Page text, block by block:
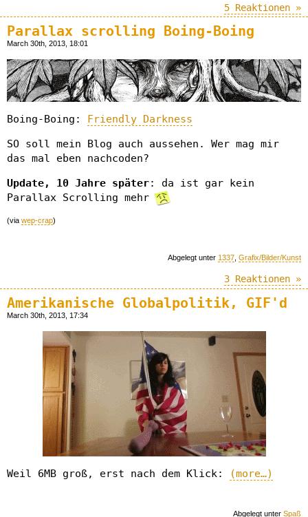
5 Reaktionen »
Parallax scrolling Boing-Boing
March 30th, 2013, 18:01
Boing-Boing: Friendly Darkness
SO soll mein Blog auch aussehen. Wer mag mir
das mal eben nachcoden?
Update, 10 Jahre später: da ist gar kein
Parallax Scrolling mehr
(via wep-crap)
Abgelegt unter 1337 Grafix/Bilder/Kunst
3 Reaktionen »
Amerikanische Globalpolitik, GIF'd
March 30th, 2013, 17:34
Weil 6MB groß, erst nach dem Klick: (more…)
Abgelegt unter Spaß